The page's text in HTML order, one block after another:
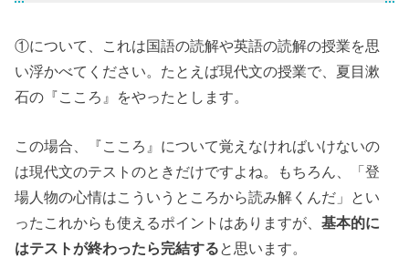
①について、これは国語の読解や英語の読解の授業を思
い浮かべてください。たとえば現代文の授業で、夏目漱
石の『こころ』をやったとします。
この場合、『こころ』について覚えなければいけないの
は現代文のテストのときだけですよね。もちろん、「登
場人物の心情はこういうところから読み解くんだ」とい
ったこれからも使えるポイントはありますが、基本的に
はテストが終わったら完結すると思います。